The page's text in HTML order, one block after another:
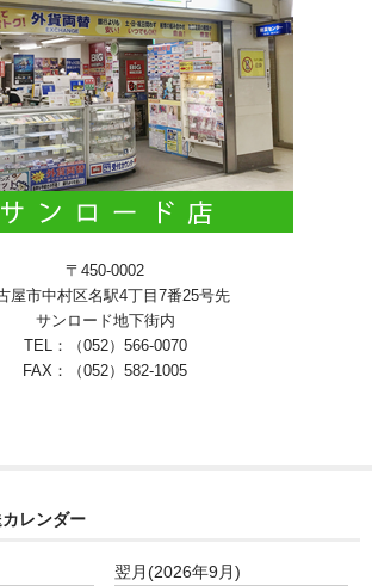
〒450-0002
屋市中村区名駅4丁目7番25号先
サンロード地下街内
TEL：（052）566-0070
FAX：（052）582-1005
レンダー
翌月(2026年9月)